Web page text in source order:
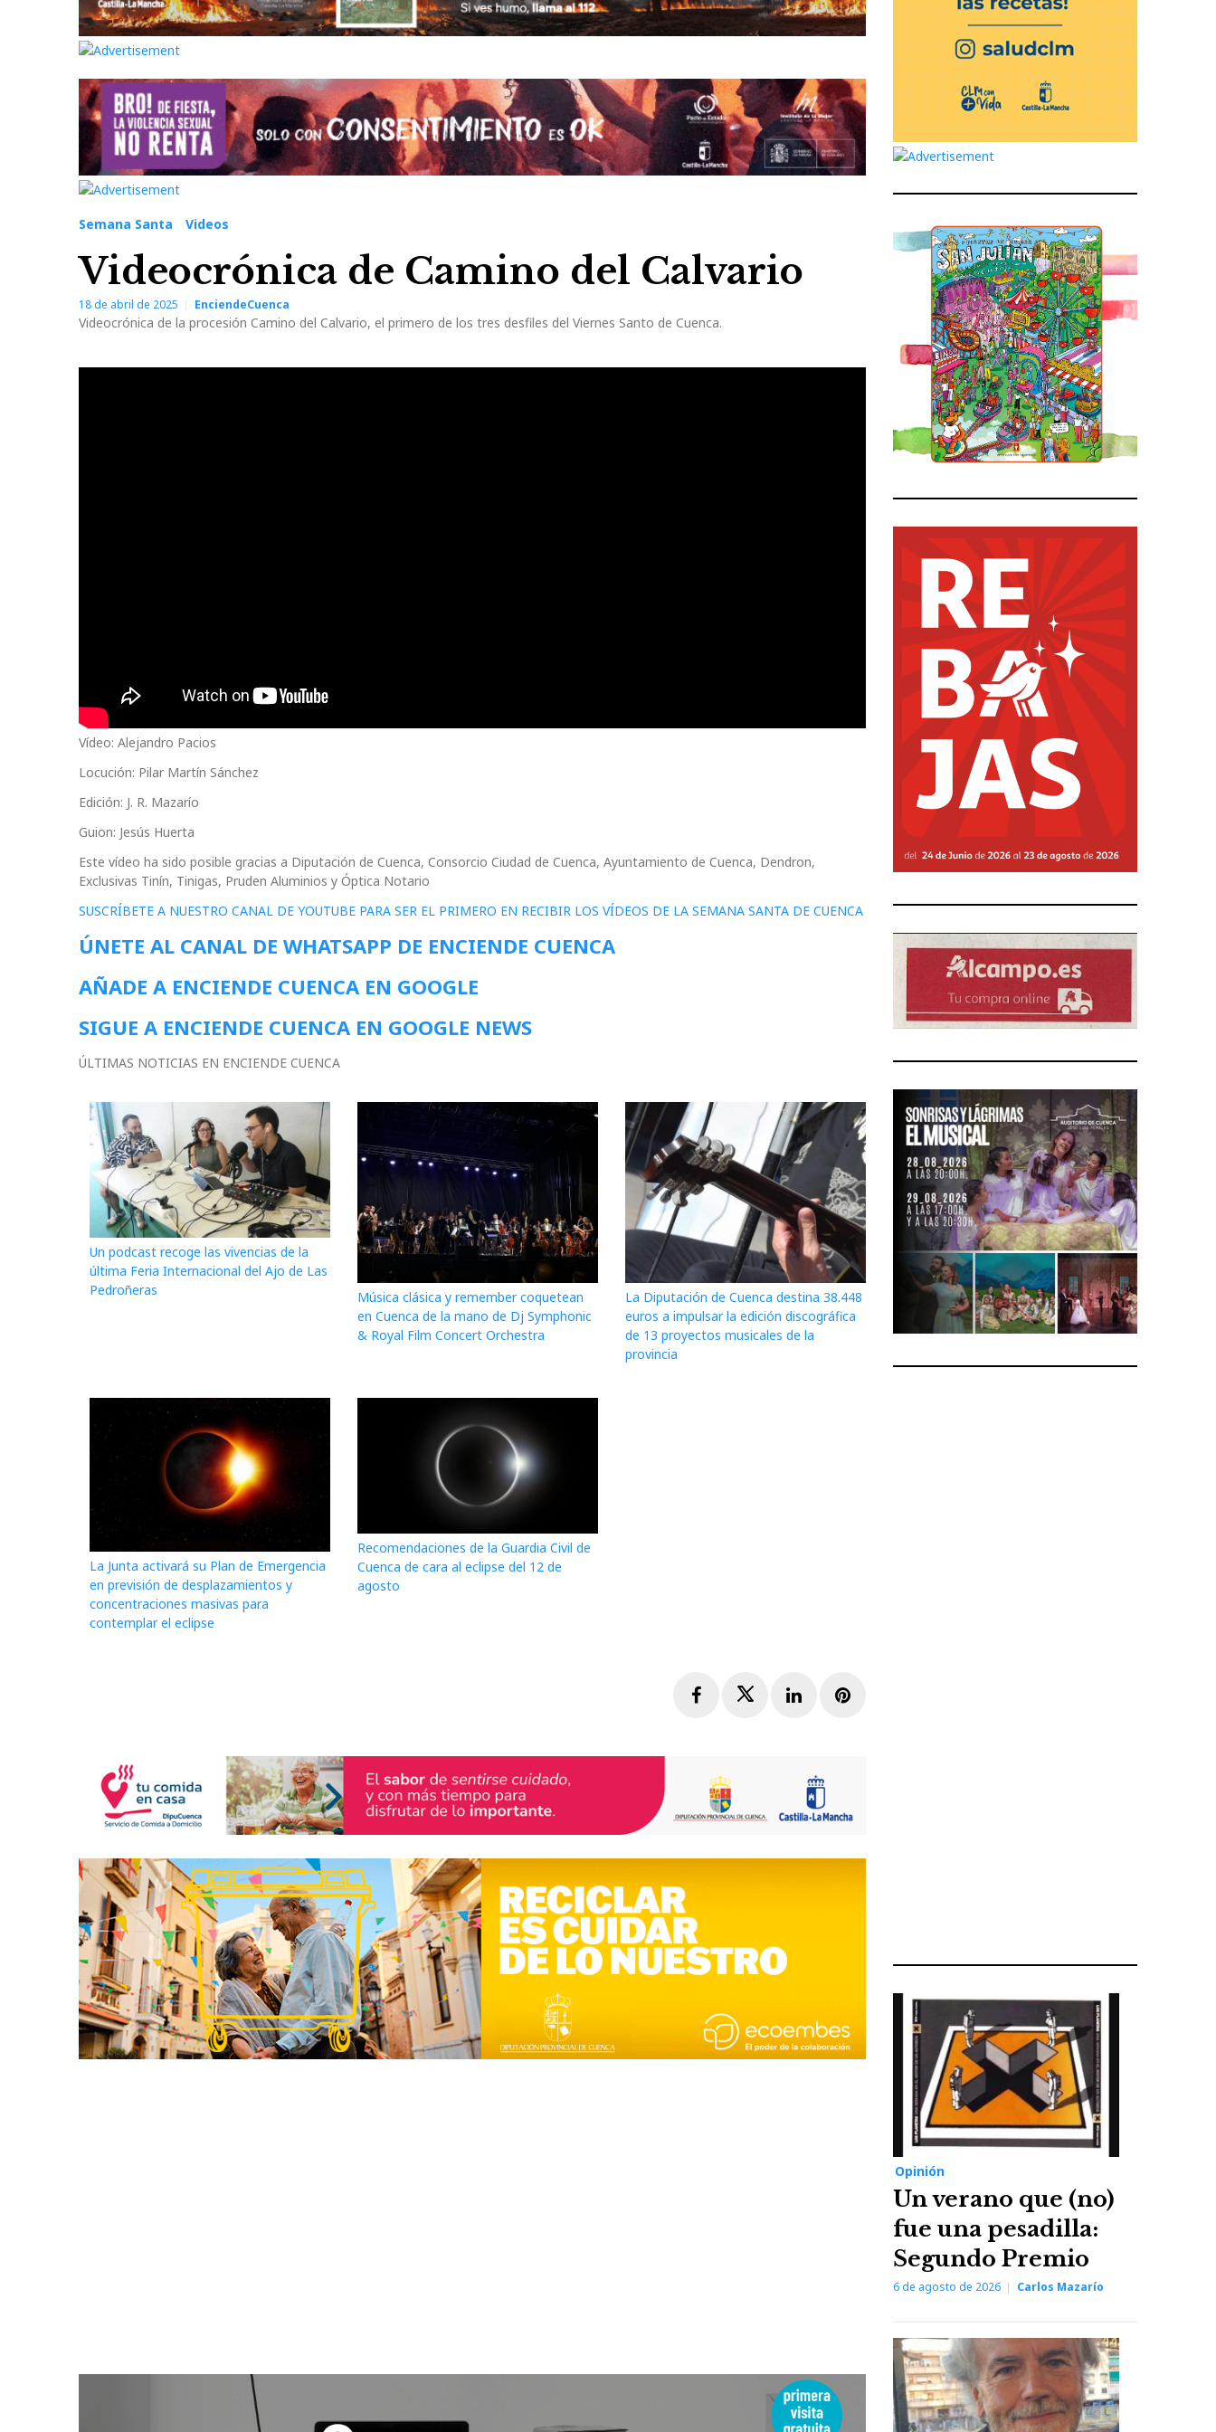
Semana Santa Videos
Videocrónica de Camino del Calvario
18 de abril de 2025 EnciendeCuenca
Videocrónica de la procesión Camino del Calvario, el primero de los tres desfiles del Viernes Santo de Cuenca.
Vídeo: Alejandro Pacios
Locución: Pilar Martín Sánchez
Edición: J. R. Mazarío
Guion: Jesús Huerta
Este vídeo ha sido posible gracias a Diputación de Cuenca, Consorcio Ciudad de Cuenca, Ayuntamiento de Cuenca, Dendron,
Exclusivas Tinín, Tinigas, Pruden Aluminios y Óptica Notario
SUSCRÍBETE A NUESTRO CANAL DE YOUTUBE PARA SER EL PRIMERO EN RECIBIR LOS VÍDEOS DE LA SEMANA SANTA DE CUENCA
ÚNETE AL CANAL DE WHATSAPP DE ENCIENDE CUENCA
AÑADE A ENCIENDE CUENCA EN GOOGLE
SIGUE A ENCIENDE CUENCA EN GOOGLE NEWS
ÚLTIMAS NOTICIAS EN ENCIENDE CUENCA
Un podcast recoge las vivencias de la
última Feria Internacional del Ajo de Las
Pedroñeras
Música clásica y remember coquetean
en Cuenca de la mano de Dj Symphonic
& Royal Film Concert Orchestra
La Diputación de Cuenca destina 38.448
euros a impulsar la edición discográfica
de 13 proyectos musicales de la
provincia
La Junta activará su Plan de Emergencia
en previsión de desplazamientos y
concentraciones masivas para
contemplar el eclipse
Recomendaciones de la Guardia Civil de
Cuenca de cara al eclipse del 12 de
agosto
FacebookTwitterLinkedInPinterest
Opinión
Un verano que (no)
fue una pesadilla:
Segundo Premio
6 de agosto de 2026 Carlos Mazarío